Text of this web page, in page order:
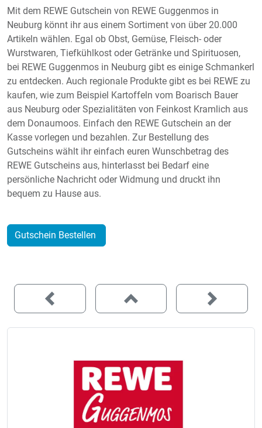
Mit dem REWE Gutschein von REWE Guggenmos in
Neuburg könnt ihr aus einem Sortiment von über 20.000
Artikeln wählen. Egal ob Obst, Gemüse, Fleisch- oder
Wurstwaren, Tiefkühlkost oder Getränke und Spirituosen,
bei REWE Guggenmos in Neuburg gibt es einige Schmankerl
zu entdecken. Auch regionale Produkte gibt es bei REWE zu
kaufen, wie zum Beispiel Kartoffeln vom Boarisch Bauer
aus Neuburg oder Spezialitäten von Feinkost Kramlich aus
dem Donaumoos. Einfach den REWE Gutschein an der
Kasse vorlegen und bezahlen. Zur Bestellung des
Gutscheins wählt ihr einfach euren Wunschbetrag des
REWE Gutscheins aus, hinterlasst bei Bedarf eine
persönliche Nachricht oder Widmung und druckt ihn
bequem zu Hause aus.
Gutschein Bestellen